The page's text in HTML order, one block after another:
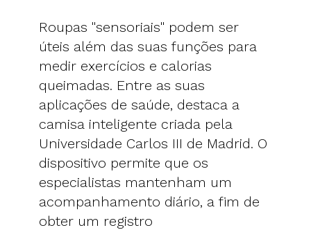
Roupas "sensoriais" podem ser
úteis além das suas funções para
medir exercícios e calorias
queimadas. Entre as suas
aplicações de saúde, destaca a
camisa inteligente criada pela
Universidade Carlos III de Madrid. O
dispositivo permite que os
especialistas mantenham um
acompanhamento diário, a fim de
obter um registro